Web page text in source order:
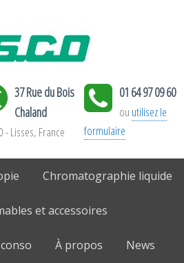
37 Rue du Bois
Chaland
- Lisses, France
01 64 97 09 60
ou utilisez le
formulaire
Chromatographie liquide
et accessoires
À propos News